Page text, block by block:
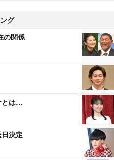
グ
の関係
とは…
日決定